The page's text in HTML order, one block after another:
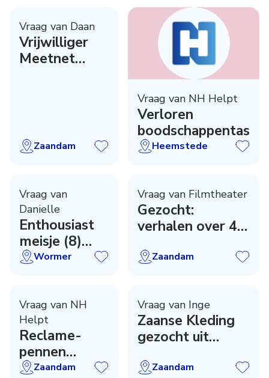
Vraag van Daan
Vrijwilliger
Meetnet
Zaandam
Vraag van NH Helpt
Verloren
boodschappentas
Heemstede
Vraag van
Danielle
Enthousiast
meisje (8)
zoekt opa en
Wormer
Vraag van Filmtheater
Gezocht:
verhalen over 40
Zaandam
Vraag van NH
Helpt
Reclame-
pennen
gezocht
Zaandam
Vraag van Inge
Zaanse Kleding
gezocht uit
Zaandam